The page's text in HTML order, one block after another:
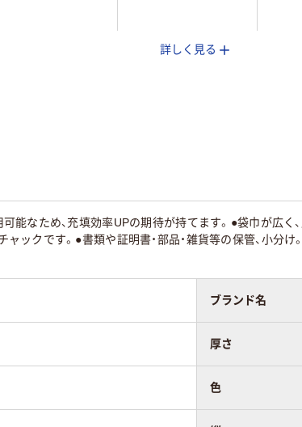
詳しく見る
能なため、充填効率UPの期待が持てます。●袋巾が広
ャックです。●書類や証明書・部品・雑貨等の保管、小分
ブランド名
厚さ
色